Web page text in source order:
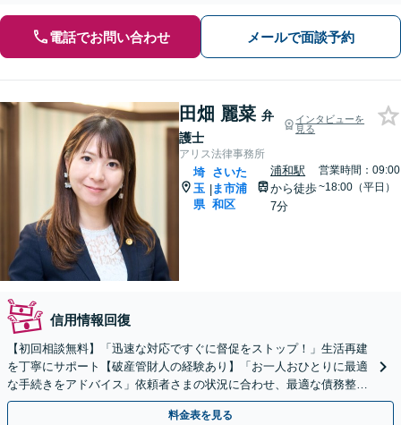
電話でお問い合わせ メールで面談予約
田畑 麗菜 弁
護士
インタビューを
見る
アリス法律事務所
埼
玉
県
|
さいた
ま市浦
和区
浦和駅
から徒歩
7分
営業時間：09:00
~18:00（平日）
信用情報回復
【初回相談無料】「迅速な対応ですぐに督促をストップ！」生活再建
を丁寧にサポート【破産管財人の経験あり】「お一人おひとりに最適
な手続きをアドバイス」依頼者さまの状況に合わせ、最適な債務整理
手段をご提案いたします【完全個室相談】
料金表を見る